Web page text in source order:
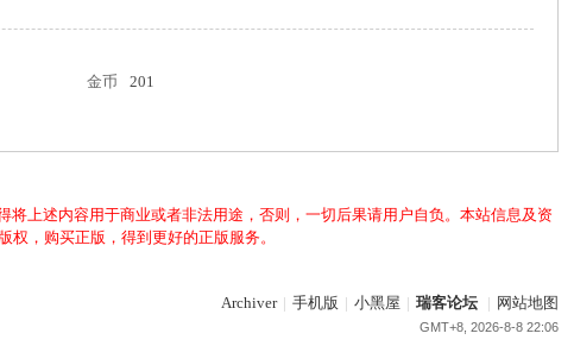
金币
201
上述内容用于商业或者非法用途，否则，一切后果请用户自负。本站信息及资
，购买正版，得到更好的正版服务。
Archiver | 手机版 | 小黑屋 | 瑞客论坛 | 网站地图
GMT+8, 2026-8-8 22:06